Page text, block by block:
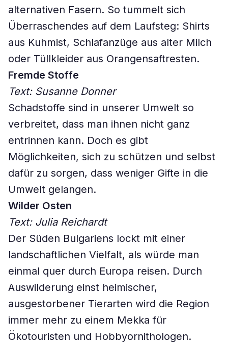
alternativen Fasern. So tummelt sich
Überraschendes auf dem Laufsteg: Shirts
aus Kuhmist, Schlafanzüge aus alter Milch
oder Tüllkleider aus Orangensaftresten.
Fremde Stoffe
Text: Susanne Donner
Schadstoffe sind in unserer Umwelt so
verbreitet, dass man ihnen nicht ganz
entrinnen kann. Doch es gibt
Möglichkeiten, sich zu schützen und selbst
dafür zu sorgen, dass weniger Gifte in die
Umwelt gelangen.
Wilder Osten
Text: Julia Reichardt
Der Süden Bulgariens lockt mit einer
landschaftlichen Vielfalt, als würde man
einmal quer durch Europa reisen. Durch
Auswilderung einst heimischer,
ausgestorbener Tierarten wird die Region
immer mehr zu einem Mekka für
Ökotouristen und Hobbyornithologen.